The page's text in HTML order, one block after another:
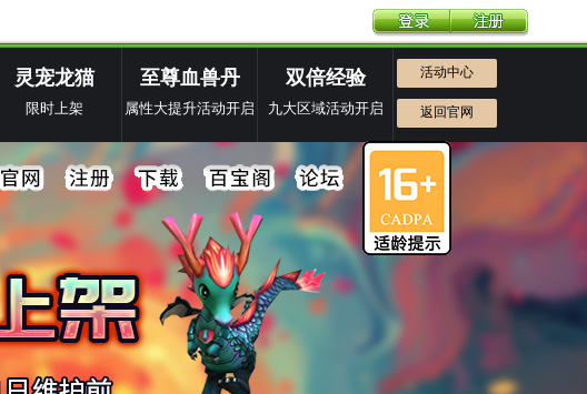
灵宠龙猫
限时上架
至尊血兽丹
属性大提升活动开启
双倍经验
九大区域活动开启
活动中心
返回官网